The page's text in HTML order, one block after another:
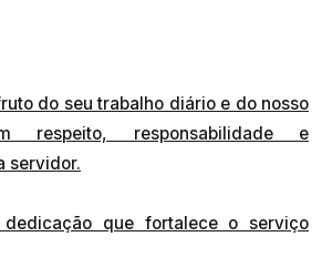
do seu trabalho diário e do nosso
respeito, responsabilidade e
servidor.
que fortalece o serviço